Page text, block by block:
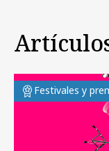
Festivales y